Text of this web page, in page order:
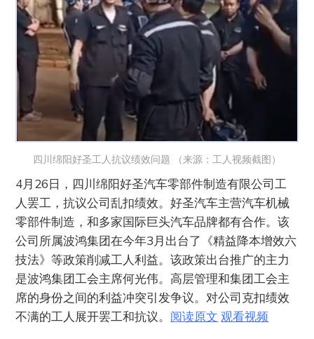
四川绵阳好圣工人抗议绩效问题 （来源：工人视频截图）
4月26日，四川绵阳好圣汽车零部件制造有限公司工
人罢工，抗议公司乱扣绩效。好圣汽车主营汽车机械
零部件制造，和多家国际巨头汽车品牌都有合作。该
公司所属波鸿集团在今年3月出台了《精益降本增效六
技法》等政策削减工人利益。该政策出台推广的主力
是波鸿集团工会主席何光伟。高层管理和集团工会主
席的身份之间的利益冲突引发争议。对公司克扣绩效
不满的工人展开罢工和抗议。 阅读原文 观看视频